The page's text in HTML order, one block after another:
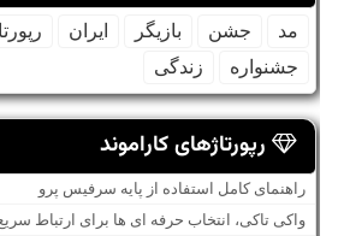
مد جشن بازیگر ایران
جشنواره
زندگی
رپورتاژهای کاراموند
راهنمای کامل استفاده از پایه سرفیس پرو
واکی تاکی، انتخاب حرفه ای ها برای ارتباط